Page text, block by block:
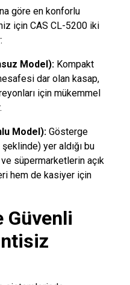
göre en konforlu
için CAS CL-5200 iki
Model): Kompakt
dar olan kasap,
için mükemmel
Model): Gösterge
şeklinde) yer aldığı bu
süpermarketlerin açık
hem de kasiyer için
Güvenli